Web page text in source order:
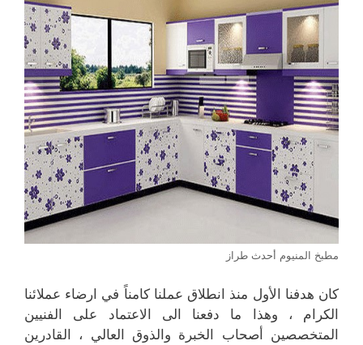
مطبخ المنيوم أحدث طراز
كان هدفنا الأول منذ انطلاق عملنا كامناً في ارضاء عملائنا
الكرام ، وهذا ما دفعنا الى الاعتماد على الفنيين
المتخصصين أصحاب الخبرة والذوق العالي ، القادرين